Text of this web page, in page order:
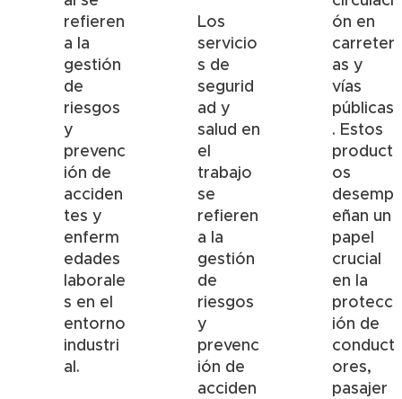
refieren
a la
gestión
de
riesgos
y
prevenc
ión de
acciden
tes y
enferm
edades
laborale
s en el
entorno
industri
al.
Los
servicio
s de
segurid
ad y
salud en
el
trabajo
se
refieren
a la
gestión
de
riesgos
y
prevenc
ión de
acciden
ón en
carreter
as y
vías
públicas
. Estos
product
os
desemp
eñan un
papel
crucial
en la
protecc
ión de
conduct
ores,
pasajer